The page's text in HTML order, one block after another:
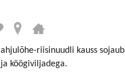
ahjulõhe-riisinuudli kauss
köögiviljadega.